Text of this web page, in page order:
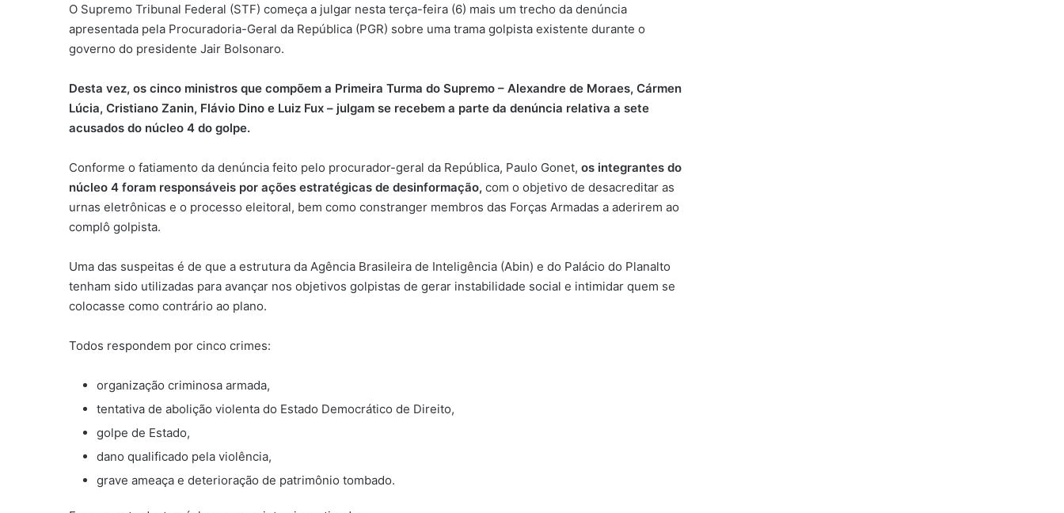
O Supremo Tribunal Federal (STF) começa a julgar nesta terça-feira (6) mais um trecho da denúncia
apresentada pela Procuradoria-Geral da República (PGR) sobre uma trama golpista existente durante o
governo do presidente Jair Bolsonaro.
Desta vez, os cinco ministros que compõem a Primeira Turma do Supremo – Alexandre de Moraes, Cármen
Lúcia, Cristiano Zanin, Flávio Dino e Luiz Fux – julgam se recebem a parte da denúncia relativa a sete
acusados do núcleo 4 do golpe.
Conforme o fatiamento da denúncia feito pelo procurador-geral da República, Paulo Gonet, os integrantes do
núcleo 4 foram responsáveis por ações estratégicas de desinformação, com o objetivo de desacreditar as
urnas eletrônicas e o processo eleitoral, bem como constranger membros das Forças Armadas a aderirem ao
complô golpista.
Uma das suspeitas é de que a estrutura da Agência Brasileira de Inteligência (Abin) e do Palácio do Planalto
tenham sido utilizadas para avançar nos objetivos golpistas de gerar instabilidade social e intimidar quem se
colocasse como contrário ao plano.
Todos respondem por cinco crimes:
organização criminosa armada,
tentativa de abolição violenta do Estado Democrático de Direito,
golpe de Estado,
dano qualificado pela violência,
grave ameaça e deterioração de patrimônio tombado.